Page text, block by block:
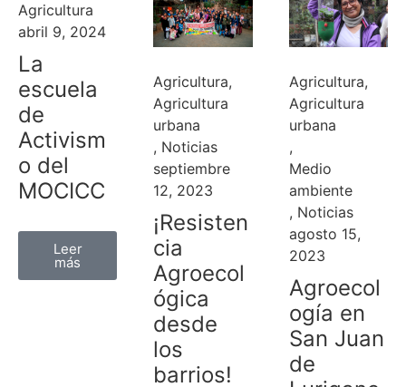
Agricultura
abril 9, 2024
La
escuela
de
Activism
o del
MOCICC
Leer
más
Agricultura,
Agricultura
urbana
, Noticias
septiembre
12, 2023
¡Resisten
cia
Agroecol
ógica
desde
los
barrios!
Agricultura,
Agricultura
urbana
,
Medio
ambiente
, Noticias
agosto 15,
2023
Agroecol
ogía en
San Juan
de